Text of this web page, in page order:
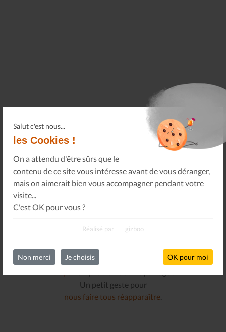
Salut c'est nous...
les Cookies !
On a attendu d'être sûrs que le
contenu de ce site vous intéresse avant de vous déranger,
mais on aimerait bien vous accompagner pendant votre
visite...
C'est OK pour vous ?
Réalisé par gizboo
Non merci Je choisis OK pour moi
PARTAGER CETTE INFORMATION
À vos connaissances, sur vos réseaux sociaux.
Un petit geste pour
nous faire tous réapparaître